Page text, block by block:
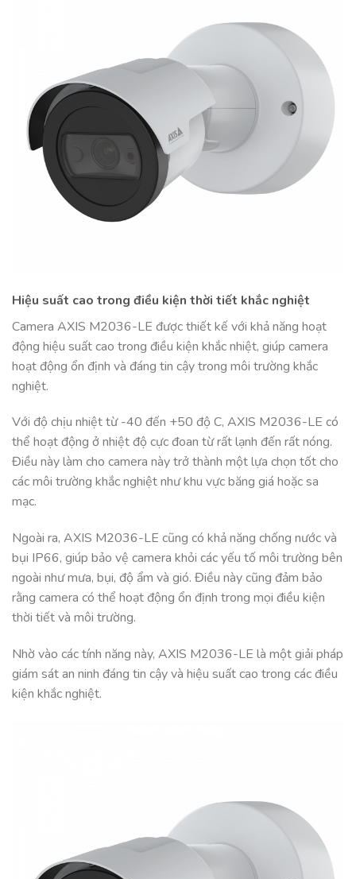
Hiệu suất cao trong điều kiện thời tiết khắc nghiệt
Camera AXIS M2036-LE được thiết kế với khả năng hoạt
động hiệu suất cao trong điều kiện khắc nhiệt, giúp camera
hoạt động ổn định và đáng tin cậy trong môi trường khắc
nghiệt.
Với độ chịu nhiệt từ -40 đến +50 độ C, AXIS M2036-LE có
thể hoạt động ở nhiệt độ cực đoan từ rất lạnh đến rất nóng.
Điều này làm cho camera này trở thành một lựa chọn tốt cho
các môi trường khắc nghiệt như khu vực băng giá hoặc sa
mạc.
Ngoài ra, AXIS M2036-LE cũng có khả năng chống nước và
bụi IP66, giúp bảo vệ camera khỏi các yếu tố môi trường bên
ngoài như mưa, bụi, độ ẩm và gió. Điều này cũng đảm bảo
rằng camera có thể hoạt động ổn định trong mọi điều kiện
thời tiết và môi trường.
Nhờ vào các tính năng này, AXIS M2036-LE là một giải pháp
giám sát an ninh đáng tin cậy và hiệu suất cao trong các điều
kiện khắc nghiệt.